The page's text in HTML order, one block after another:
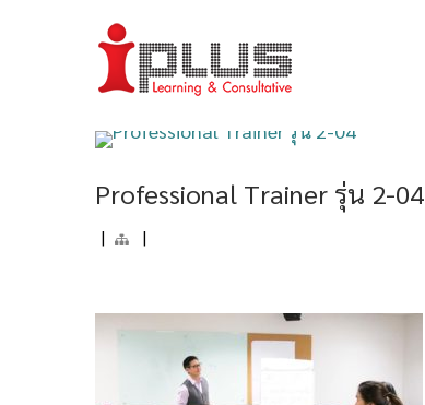
Professional Trainer รุ่น 2-04
| |